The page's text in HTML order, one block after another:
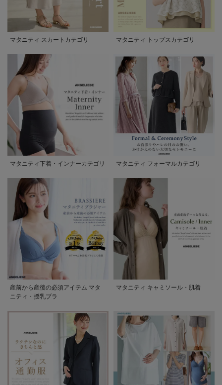
マタニティ スカートカテゴリ マタニティ トップスカテゴリ
マタニティ下着・インナーカテゴリ マタニティ フォーマルカテゴリ
産前から産後の必須アイテム マタ
ニティ・授乳ブラ
マタニティ キャミソール・肌着